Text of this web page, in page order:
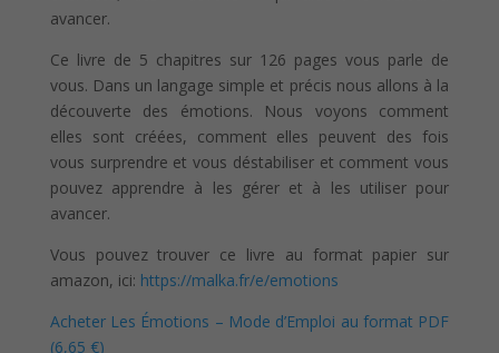
avancer.
Ce livre de 5 chapitres sur 126 pages vous parle de
vous. Dans un langage simple et précis nous allons à la
découverte des émotions. Nous voyons comment
elles sont créées, comment elles peuvent des fois
vous surprendre et vous déstabiliser et comment vous
pouvez apprendre à les gérer et à les utiliser pour
avancer.
Vous pouvez trouver ce livre au format papier sur
amazon, ici: https://malka.fr/e/emotions
Acheter Les Émotions – Mode d’Emploi au format PDF
(6,65 €)